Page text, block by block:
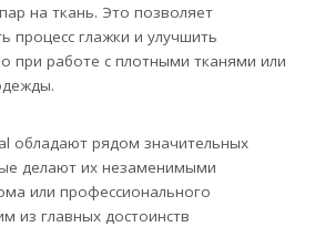
на ткань. Это позволяет
процесс глажки и улучшить
при работе с плотными тканями или
обладают рядом значительных
делают их незаменимыми
или профессионального
из главных достоинств